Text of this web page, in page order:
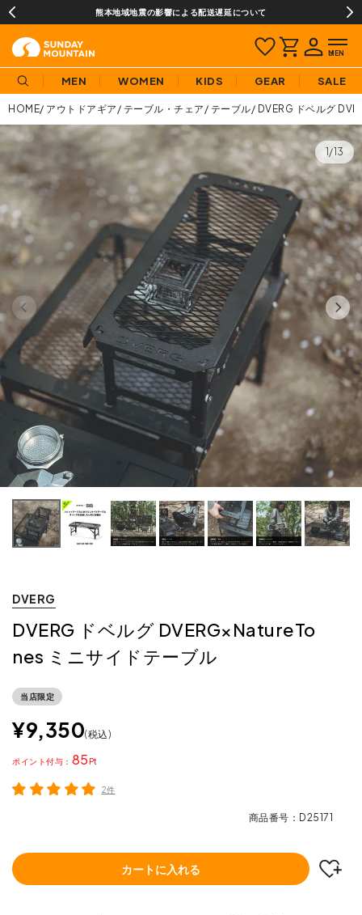
熊本地域地震の影響による配送遅延について
MEN WOMEN KIDS GEAR SALE
HOME アウトドアギア テーブル・チェア テーブル DVERG ドベルグ
1/13
DVERG
DVERG ドベルグ DVERG×NatureTo
nes ミニサイドテーブル
当店限定
¥9,350 税込
85
ポイント
2件
商品番号 D25171
カートに入れる